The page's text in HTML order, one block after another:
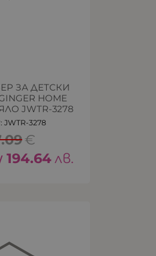
ЗА ДЕТСКИ
HOME
JWTR-3278
3278
€
194.64лв.